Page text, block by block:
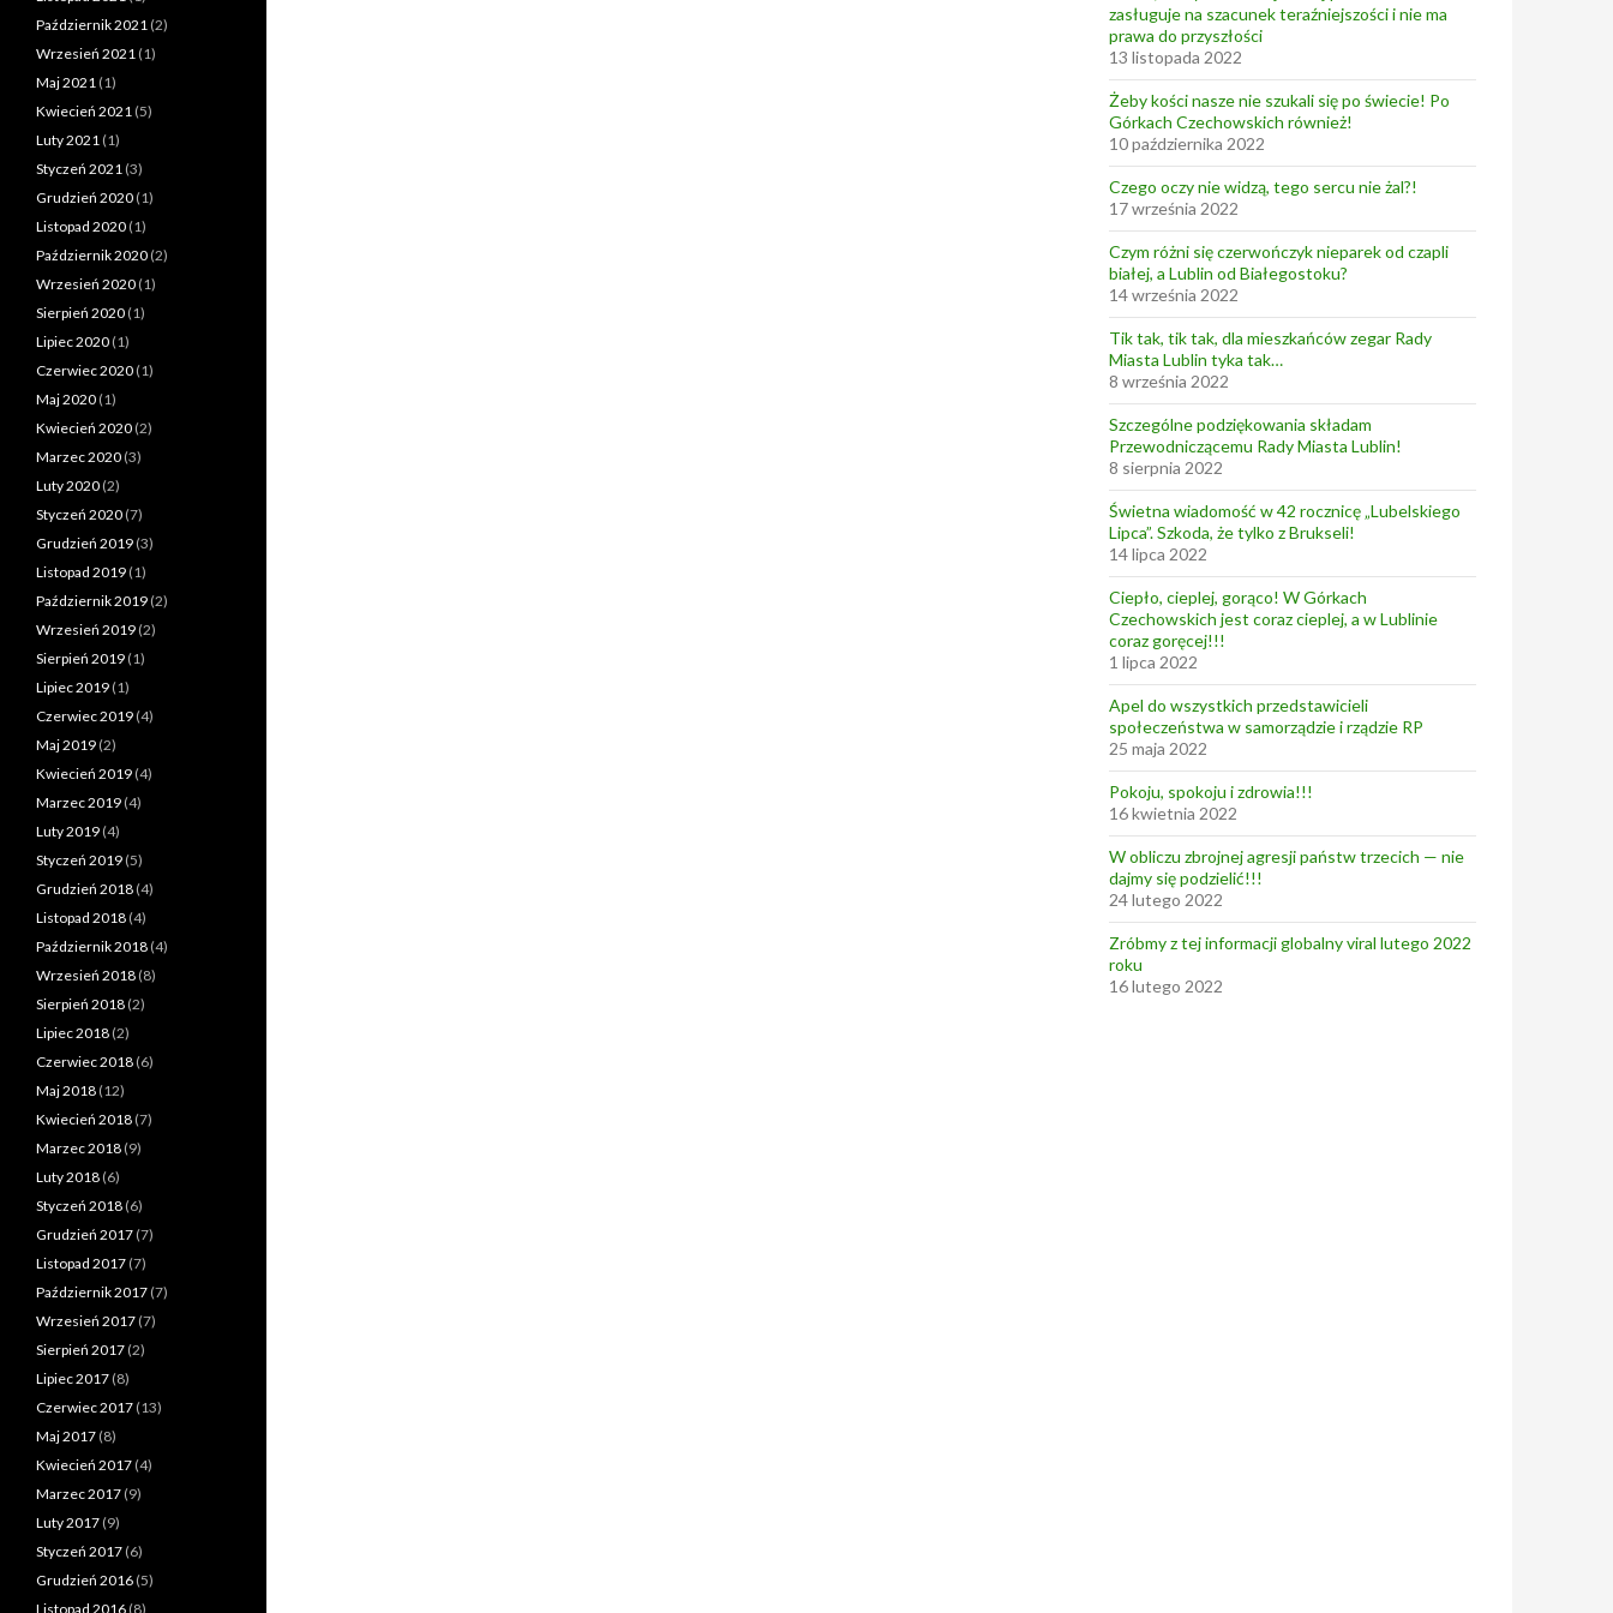
zasługuje na szacunek teraźniejszości i nie ma
prawa do przyszłości
13 listopada 2022
Żeby kości nasze nie szukali się po świecie! Po
Górkach Czechowskich również!
10 października 2022
Czego oczy nie widzą, tego sercu nie żal?!
17 września 2022
Czym różni się czerwończyk nieparek od czapli
białej, a Lublin od Białegostoku?
14 września 2022
Tik tak, tik tak, dla mieszkańców zegar Rady
Miasta Lublin tyka tak…
8 września 2022
Szczególne podziękowania składam
Przewodniczącemu Rady Miasta Lublin!
8 sierpnia 2022
Świetna wiadomość w 42 rocznicę „Lubelskiego
Lipca”. Szkoda, że tylko z Brukseli!
14 lipca 2022
Ciepło, cieplej, gorąco! W Górkach
Czechowskich jest coraz cieplej, a w Lublinie
coraz goręcej!!!
1 lipca 2022
Apel do wszystkich przedstawicieli
społeczeństwa w samorządzie i rządzie RP
25 maja 2022
Pokoju, spokoju i zdrowia!!!
16 kwietnia 2022
W obliczu zbrojnej agresji państw trzecich — nie
dajmy się podzielić!!!
24 lutego 2022
Zróbmy z tej informacji globalny viral lutego 2022
roku
16 lutego 2022
Październik 2021 (2)
Wrzesień 2021 (1)
Maj 2021 (1)
Kwiecień 2021 (5)
Luty 2021 (1)
Styczeń 2021 (3)
Grudzień 2020 (1)
Listopad 2020 (1)
Październik 2020 (2)
Wrzesień 2020 (1)
Sierpień 2020 (1)
Lipiec 2020 (1)
Czerwiec 2020 (1)
Maj 2020 (1)
Kwiecień 2020 (2)
Marzec 2020 (3)
Luty 2020 (2)
Styczeń 2020 (7)
Grudzień 2019 (3)
Listopad 2019 (1)
Październik 2019 (2)
Wrzesień 2019 (2)
Sierpień 2019 (1)
Lipiec 2019 (1)
Czerwiec 2019 (4)
Maj 2019 (2)
Kwiecień 2019 (4)
Marzec 2019 (4)
Luty 2019 (4)
Styczeń 2019 (5)
Grudzień 2018 (4)
Listopad 2018 (4)
Październik 2018 (4)
Wrzesień 2018 (8)
Sierpień 2018 (2)
Lipiec 2018 (2)
Czerwiec 2018 (6)
Maj 2018 (12)
Kwiecień 2018 (7)
Marzec 2018 (9)
Luty 2018 (6)
Styczeń 2018 (6)
Grudzień 2017 (7)
Listopad 2017 (7)
Październik 2017 (7)
Wrzesień 2017 (7)
Sierpień 2017 (2)
Lipiec 2017 (8)
Czerwiec 2017 (13)
Maj 2017 (8)
Kwiecień 2017 (4)
Marzec 2017 (9)
Luty 2017 (9)
Styczeń 2017 (6)
Grudzień 2016 (5)
Listopad 2016 (8)